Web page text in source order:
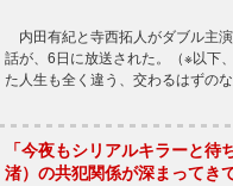
内田有紀と寺西拓人がダブル主
話が、6日に放送された。（※以下
た人生も全く違う、交わるはずの
「今夜もシリアルキラーと
渚）の共犯関係が深まってき